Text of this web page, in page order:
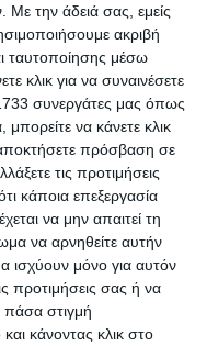
Με την άδειά σας, εμείς
ακριβή
ταυτοποίησης μέσω
κλικ για να συναινέσετε
συνεργάτες μας όπως
να κάνετε κλικ
αποκτήσετε πρόσβαση σε
τις προτιμήσεις
κάποια επεξεργασία
να μην απαιτεί τη
να αρνηθείτε αυτήν
ισχύουν μόνο για αυτόν
προτιμήσεις σας ή να
πάσα στιγμή
κάνοντας κλικ στο
Estia Coffee Mug
The Aegean 350ml
Geovivid 01-22938
Κατόπιν παραγγελίας
17,90€